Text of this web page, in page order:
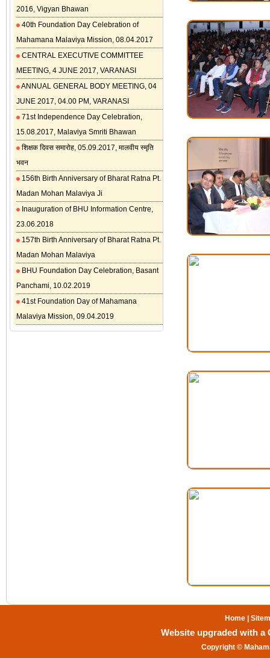
2016, Vigyan Bhawan
40th Foundation Day Celebration of
Mahamana Malaviya Mission, 08.04.2017
CENTRAL EXECUTIVE COMMITTEE
MEETING, 4 JUNE 2017, VARANASI
ANNUAL GENERAL BODY MEETING, 04
JUNE 2017, 04.00 PM, VARANASI
71st Independence Day Celebration,
15.08.2017, Malaviya Smriti Bhawan
शिक्षक दिवस समारोह, 05.09.2017, मालवीय स्मृति
भवन
156th Birth Anniversary of Bharat Ratna Pt.
Madan Mohan Malaviya Ji
Inauguration of BHU Information Centre,
23.06.2018
157th Birth Anniversary of Bharat Ratna Pt.
Madan Mohan Malaviya
BHU Foundation Day Celebration, Basant
Panchami, 10.02.2019
41st Foundation Day of Mahamana
Malaviya Mission, 09.04.2019
Home
Website upgraded with a
Copyright ©